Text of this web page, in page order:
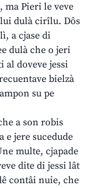
ma Pieri le veve
dulà cirîlu. Dôs
a cjase di
dulà che o jeri
al doveve jessi
bielzà
su pe
a son robis
e jere sucedude
multe, cjapade
dite di jessi lât
contâi nuie, che